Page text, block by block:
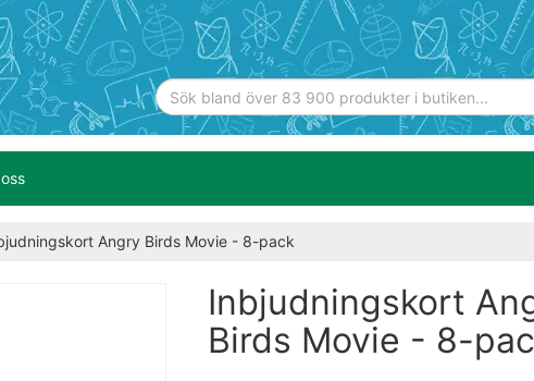
Angry Birds Movie - 8-pack
Inbjudningskort
Birds Movie - 8-